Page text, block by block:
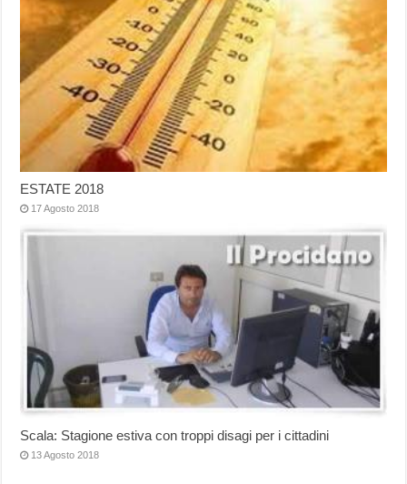
ESTATE 2018
17 Agosto 2018
Scala: Stagione estiva con troppi disagi per i cittadini
13 Agosto 2018